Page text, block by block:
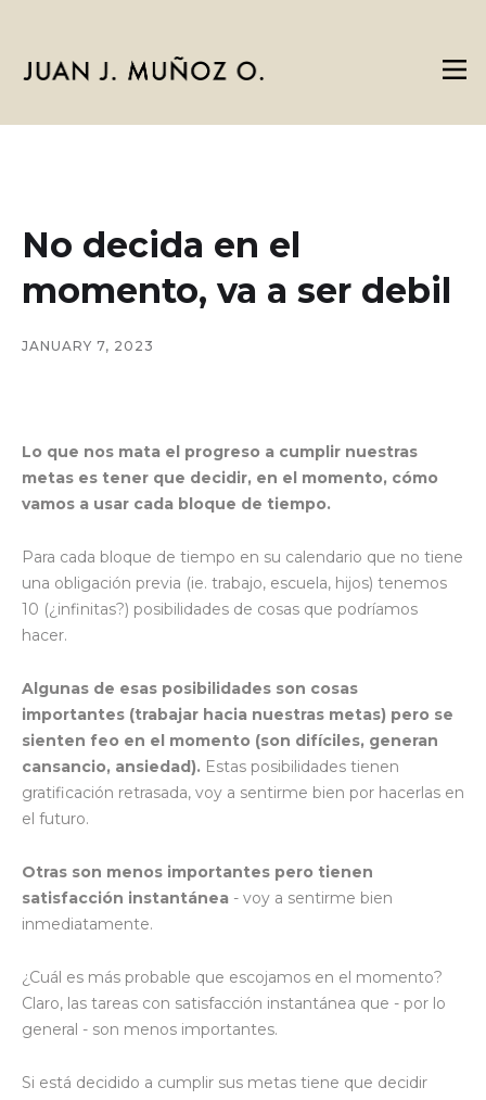
No decida en el
momento, va a ser debil
JANUARY 7, 2023
Lo que nos mata el progreso a cumplir nuestras
metas es tener que decidir, en el momento, cómo
vamos a usar cada bloque de tiempo.
Para cada bloque de tiempo en su calendario que no tiene
una obligación previa (ie. trabajo, escuela, hijos) tenemos
10 (¿infinitas?) posibilidades de cosas que podríamos
hacer.
Algunas de esas posibilidades son cosas
importantes (trabajar hacia nuestras metas) pero se
sienten feo en el momento (son difíciles, generan
cansancio, ansiedad). Estas posibilidades tienen
gratificación retrasada, voy a sentirme bien por hacerlas en
el futuro.
Otras son menos importantes pero tienen
satisfacción instantánea - voy a sentirme bien
inmediatamente.
¿Cuál es más probable que escojamos en el momento?
Claro, las tareas con satisfacción instantánea que - por lo
general - son menos importantes.
Si está decidido a cumplir sus metas tiene que decidir